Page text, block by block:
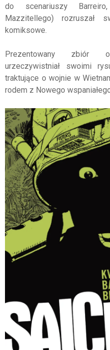
do scenariuszy
Mazzitellego) rozruszał
komiksowe.
Prezentowany zbiór
urzeczywistniał swoimi
traktujące o wojnie w
rodem z Nowego